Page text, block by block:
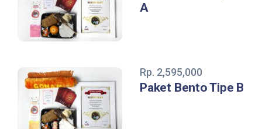
A
Rp. 2,595,000
Paket Bento Tipe B